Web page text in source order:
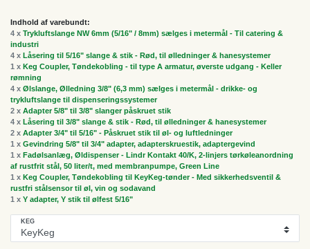
Indhold af varebundt:
4 x Trykluftslange NW 6mm (5/16" / 8mm) sælges i metermål - Til catering &
industri
4 x Låsering til 5/16" slange & stik - Rød, til ølledninger & hanesystemer
1 x Keg Coupler, Tøndekobling - til type A armatur, øverste udgang - Keller
rømning
4 x Ølslange, Ølledning 3/8" (6,3 mm) sælges i metermål - drikke- og
trykluftslange til dispenseringssystemer
2 x Adapter 5/8" til 3/8" slanger påskruet stik
4 x Låsering til 3/8" slange & stik - Rød, til ølledninger & hanesystemer
2 x Adapter 3/4" til 5/16" - Påskruet stik til øl- og luftledninger
1 x Gevindring 5/8" til 3/4" adapter, adapterskruestik, adaptergevind
1 x Fadølsanlæg, Øldispenser - Lindr Kontakt 40/K, 2-linjers tørkøleanordning
af rustfrit stål, 50 liter/t, med membranpumpe, Green Line
1 x Keg Coupler, Tøndekobling til KeyKeg-tønder - Med sikkerhedsventil &
rustfri stålsensor til øl, vin og sodavand
1 x Y adapter, Y stik til ølfest 5/16"
KEG